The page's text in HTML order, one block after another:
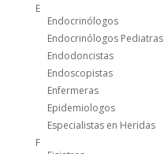
E
Endocrinólogos
Endocrinólogos Pediatras
Endodoncistas
Endoscopistas
Enfermeras
Epidemiologos
Especialistas en Heridas
F